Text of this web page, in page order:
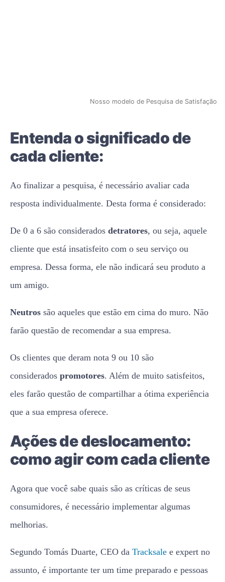
Nosso modelo de Pesquisa de Satisfação
Entenda o significado de
cada cliente:
Ao finalizar a pesquisa, é necessário avaliar cada
resposta individualmente. Desta forma é considerado:
De 0 a 6 são considerados detratores, ou seja, aquele
cliente que está insatisfeito com o seu serviço ou
empresa. Dessa forma, ele não indicará seu produto a
um amigo.
Neutros são aqueles que estão em cima do muro. Não
farão questão de recomendar a sua empresa.
Os clientes que deram nota 9 ou 10 são
considerados promotores. Além de muito satisfeitos,
eles farão questão de compartilhar a ótima experiência
que a sua empresa oferece.
Ações de deslocamento:
como agir com cada cliente
Agora que você sabe quais são as críticas de seus
consumidores, é necessário implementar algumas
melhorias.
Segundo Tomás Duarte, CEO da Tracksale e expert no
assunto, é importante ter um time preparado e pessoas